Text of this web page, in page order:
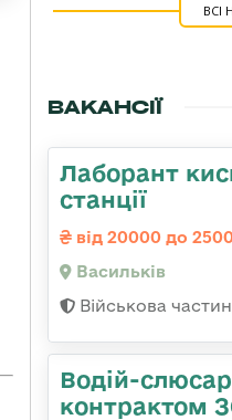
ВСІ
ВАКАНСІЇ
Лаборант
станції
від 20000 до
Васильків
Військова
Водій-
контрактом